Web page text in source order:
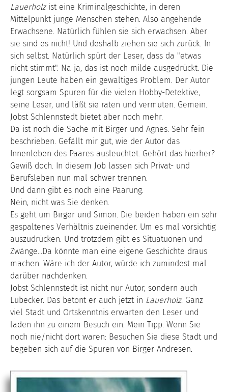
Lauerholzist eine Kriminalgeschichte, in deren
Mittelpunkt junge Menschen stehen. Also angehende
Erwachsene. Natürlich fühlen sie sich erwachsen. Aber
sie sind es nicht! Und deshalb ziehen sie sich zurück. In
sich selbst. Natürlich spürt der Leser, dass da "etwas
nicht stimmt". Na ja, das ist noch milde ausgedrückt. Die
jungen Leute haben ein gewaltiges Problem. Der Autor
legt sorgsam Spuren für die vielen Hobby-Detektive,
seine Leser, und läßt sie raten und vermuten. Gemein.
Jobst Schlennstedt bietet aber noch mehr.
Da ist noch die Sache mit Birger und Agnes. Sehr fein
beschrieben. Gefällt mir gut, wie der Autor das
Innenleben des Paares ausleuchtet. Gehört das hierher?
Gewiß doch. In diesem Job lassen sich Privat- und
Berufsleben nun mal schwer trennen.
Und dann gibt es noch eine Paarung.
Nein, nicht was Sie denken.
Es geht um Birger und Simon. Die beiden haben ein sehr
gespaltenes Verhältnis zueinender. Um es mal vorsichtig
auszudrücken. Und trotzdem gibt es Situatuonen und
Zwänge...Da könnte man eine eigene Geschichte draus
machen. Wäre ich der Autor, würde ich zumindest mal
darüber nachdenken.
Jobst Schlennstedt ist nicht nur Autor, sondern auch
Lübecker. Das betont er auch jetzt in Lauerholz. Ganz
viel Stadt und Ortskenntnis erwarten den Leser und
laden ihn zu einem Besuch ein. Mein Tipp: Wenn Sie
noch nie/nicht dort waren: Besuchen Sie diese Stadt und
begeben sich auf die Spuren von Birger Andresen.